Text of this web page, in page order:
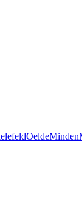
OeldeMinden